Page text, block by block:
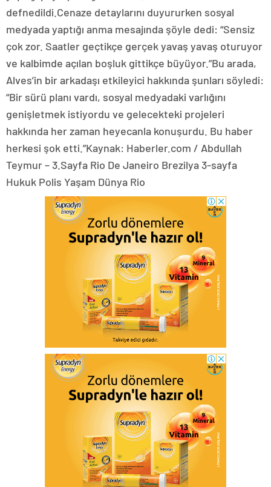
defnedildi.Cenaze detaylarını duyururken sosyal
medyada yaptığı anma mesajında şöyle dedi: “Sensiz
çok zor. Saatler geçtikçe gerçek yavaş yavaş oturuyor
ve kalbimde açılan boşluk gittikçe büyüyor.”Bu arada,
Alves’in bir arkadaşı etkileyici hakkında şunları söyledi:
“Bir sürü planı vardı, sosyal medyadaki varlığını
genişletmek istiyordu ve gelecekteki projeleri
hakkında her zaman heyecanla konuşurdu. Bu haber
herkesi şok etti.”Kaynak: Haberler.com / Abdullah
Teymur – 3.Sayfa Rio De Janeiro Brezilya 3-sayfa
Hukuk Polis Yaşam Dünya Rio